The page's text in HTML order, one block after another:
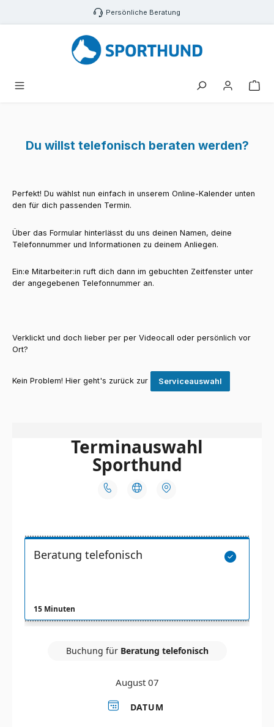
Zum Hauptinhalt springen Persönliche Beratung
Du willst telefonisch beraten werden?
Perfekt! Du wählst nun einfach in unserem Online-Kalender unten
den für dich passenden Termin.
Über das Formular hinterlässt du uns deinen Namen, deine
Telefonnummer und Informationen zu deinem Anliegen.
Ein:e Mitarbeiter:in ruft dich dann im gebuchten Zeitfenster unter
der angegebenen Telefonnummer an.
Verklickt und doch lieber per per Videocall oder persönlich vor
Ort?
Kein Problem! Hier geht's zurück zur Serviceauswahl